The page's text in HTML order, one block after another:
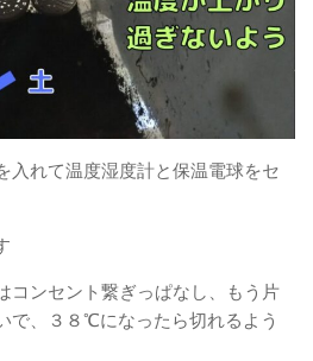
入れて温度湿度計と保温電球をセ
コンセント繋ぎっぱなし、もう片
で、３８℃になったら切れるよう